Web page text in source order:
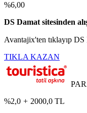
%6,00
DS Damat sitesinden
Avantajix'ten tıklayıp
TIKLA KAZAN
%2,0 + 2000,0 TL